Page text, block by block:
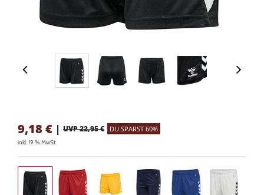
9,18 € | UVP 22,95 € DU SPARST 60%
inkl. 19 % MwSt.